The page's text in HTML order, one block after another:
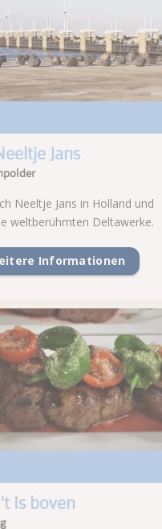
Is boven
Jans
Neeltje Jans in Holland und
weltberühmten Deltawerke.
Informationen